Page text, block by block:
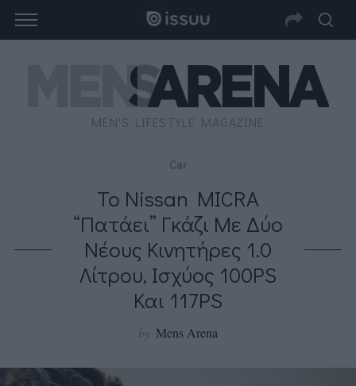
MEN'S LIFESTYLE MAGAZINE
Car
Το Nissan MICRA
“πατάει” Γκάζι Με Δύο
Νέους Κινητήρες 1.0
Λίτρου, Ισχύος 100PS
Και 117PS
by Mens Arena